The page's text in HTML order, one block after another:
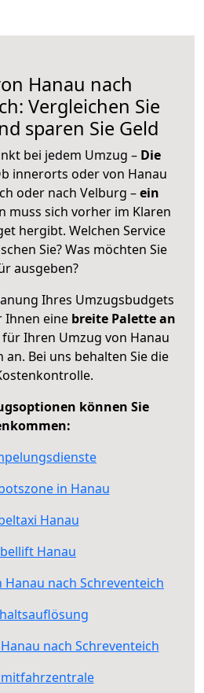
Hanau nach
Vergleichen Sie
sparen Sie Geld
bei jedem Umzug – Die
innerorts oder von Hanau
oder nach Velburg –ein
muss sich vorher im Klaren
hergibt. Welchen Service
Sie? Was möchten Sie
ausgeben?
Ihres Umzugsbudgets
Ihnen eine breite Palette an
für Ihren Umzug von Hanau
an. Bei uns behalten Sie die
können Sie
in Hanau
Hanau
Hanau
nach Schreventeich
nach Schreventeich